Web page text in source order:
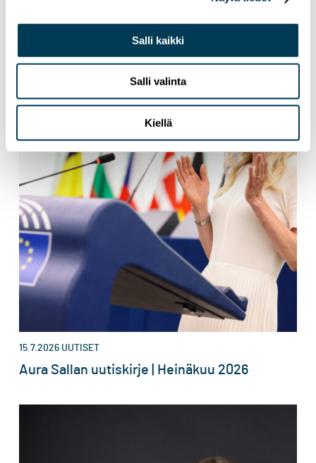
Salli kaikki
Salli valinta
Kiellä
15.7.2026 UUTISET
Aura Sallan uutiskirje | Heinäkuu 2026